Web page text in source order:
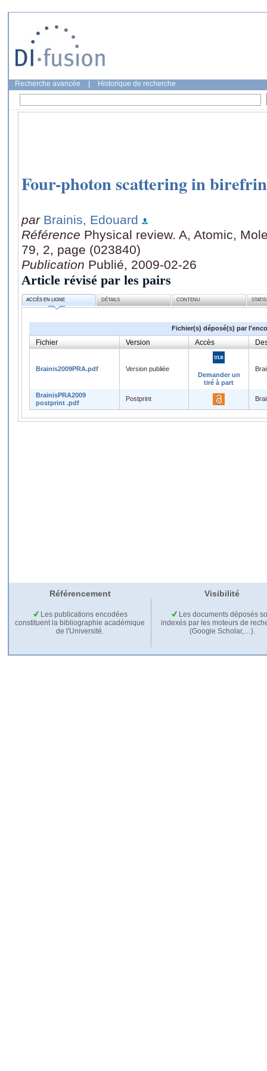
Recherche avancée Historique de recherche
Four-photon scattering in
par Brainis, Edouard
Référence Physical review. A, Atomic,
79, 2, page (023840)
Publication Publié, 2009-02-26
Article révisé par les pairs
ACCÈS EN LIGNE DÉTAILS CONTENU
Fichier(s) déposé(s) par
Fichier Version Accès
Brainis2009PRA.pdf
Version publiée
Demander un
tiré à part
BrainisPRA2009
postprint .pdf
Postprint
Référencement Visibilité
Les publications encodées
constituent la bibliographie académique
de l'Université.
Les documents déposés
indexés par les moteurs de
(Google Scholar,…).